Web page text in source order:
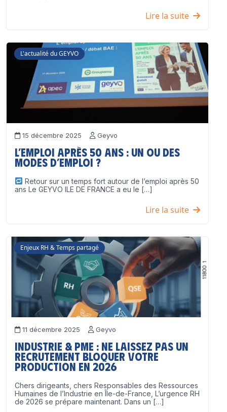
Lire la suite
L'actualité du GEYVO
15 décembre 2025 Geyvo
L’emploi après 50 ans : un ou des
modes d’emploi ?
Retour sur un temps fort autour de l’emploi après 50
ans Le GEYVO ILE DE FRANCE a eu le […]
Lire la suite
Enjeux RH & Temps partagé
11 décembre 2025 Geyvo
Industrie & PME : ne laissez pas un
recrutement bloquer votre
production en 2026
Chers dirigeants, chers Responsables des Ressources
Humaines de l’Industrie en Île-de-France, L’urgence RH
de 2026 se prépare maintenant. Dans un […]